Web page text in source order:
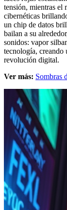
tensión, mientras el
cibernéticas
un chip de datos
bailan a su
sonidos: vapor
tecnología, creando
revolución digital.
Ver más: Sombras